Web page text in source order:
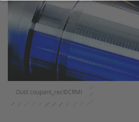
Outil coupant_rec©CRMI